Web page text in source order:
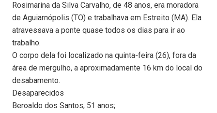
Rosimarina da Silva Carvalho, de 48 anos, era moradora
de Aguiarnópolis (TO) e trabalhava em Estreito (MA). Ela
atravessava a ponte quase todos os dias para ir ao
trabalho.
O corpo dela foi localizado na quinta-feira (26), fora da
área de mergulho, a aproximadamente 16 km do local do
desabamento.
Desaparecidos
Beroaldo dos Santos, 51 anos;